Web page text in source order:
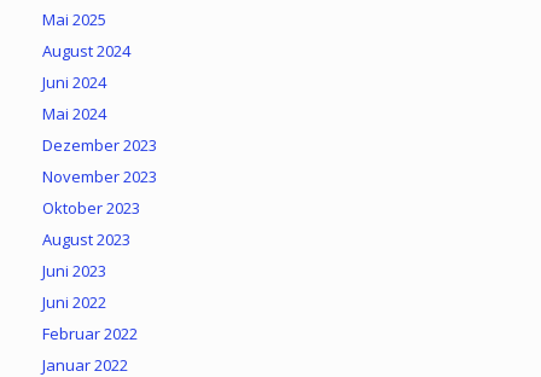
Mai 2025
August 2024
Juni 2024
Mai 2024
Dezember 2023
November 2023
Oktober 2023
August 2023
Juni 2023
Juni 2022
Februar 2022
Januar 2022